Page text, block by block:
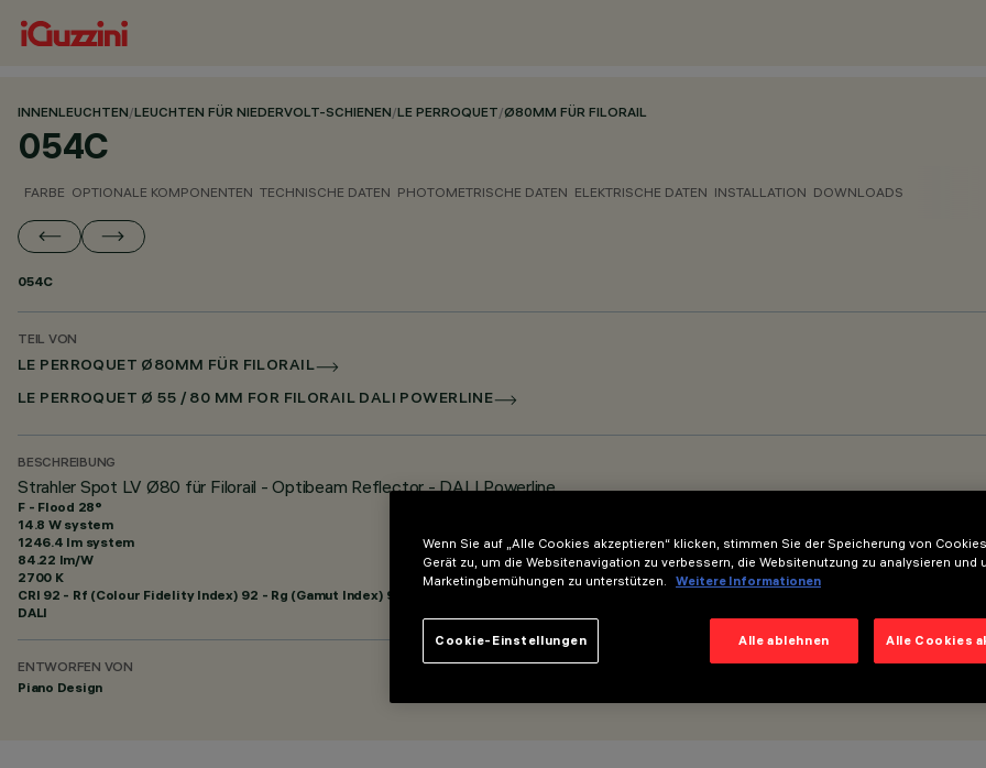
INNENLEUCHTEN/LEUCHTEN FÜR NIEDERVOLT-SCHIENEN/LE PERROQUET/Ø80MM FÜR FILORAIL
054C
FARBE OPTIONALE KOMPONENTEN TECHNISCHE DATEN PHOTOMETRISCHE DATEN ELEKTRISCHE DATEN INSTALLATION DOWNLOADS
054C
TEIL VON
LE PERROQUET Ø80MM FÜR FILORAIL
LE PERROQUET Ø 55 / 80 MM FOR FILORAIL DALI POWERLINE
BESCHREIBUNG
Strahler Spot LV Ø80 für Filorail - Optibeam Reflector - DALI Powerline
F - Flood 28°
14.8 W system
1246.4 lm system
84.22 lm/W
2700 K
CRI 92 - Rf (Colour Fidelity Index) 92 - Rg (Gamut Index) 99
DALI
ENTWORFEN VON
Piano Design
Wenn Sie auf „Alle Cookies akzeptieren“ klicken, stimmen Sie der Speicherung von
Gerät zu, um die Websitenavigation zu verbessern, die Websitenutzung zu analysieren und
Marketingbemühungen zu unterstützen.
Weitere Informationen
Alle ablehnen Alle Cookies
Cookie-Einstellungen